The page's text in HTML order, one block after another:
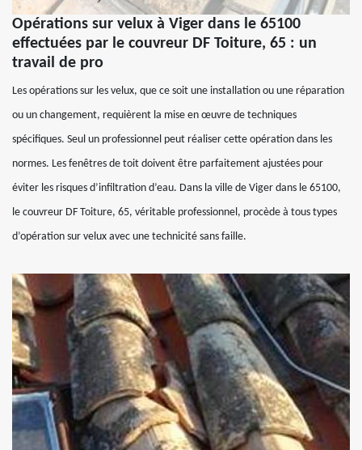
Opérations sur velux à Viger dans le 65100
effectuées par le couvreur DF Toiture, 65 : un
travail de pro
Les opérations sur les velux, que ce soit une installation ou une réparation
ou un changement, requièrent la mise en œuvre de techniques
spécifiques. Seul un professionnel peut réaliser cette opération dans les
normes. Les fenêtres de toit doivent être parfaitement ajustées pour
éviter les risques d’infiltration d’eau. Dans la ville de Viger dans le 65100,
le couvreur DF Toiture, 65, véritable professionnel, procède à tous types
d’opération sur velux avec une technicité sans faille.